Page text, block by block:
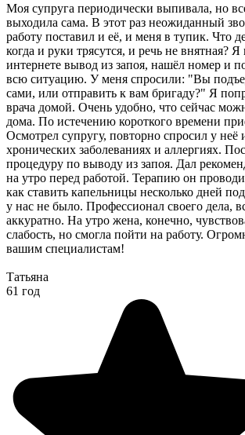
Моя супруга периодически выпивала, но
выходила сама. В этот раз неожиданный
работу поставил и её, и меня в тупик. Что
когда и руки трясутся, и речь не внятная? Я
интернете вывод из запоя, нашёл номер и
всю ситуацию. У меня спросили: "Вы
сами, или отправить к вам бригаду?" Я
врача домой. Очень удобно, что сейчас
дома. По истечению короткого времени
Осмотрел супругу, повторно спросил у неё
хронических заболеваниях и аллергиях.
процедуру по выводу из запоя. Дал
на утро перед работой. Терапию он
как ставить капельницы несколько дней
у нас не было. Профессионал своего дела,
аккуратно. На утро жена, конечно,
слабость, но смогла пойти на работу.
вашим специалистам!
Татьяна
61 год